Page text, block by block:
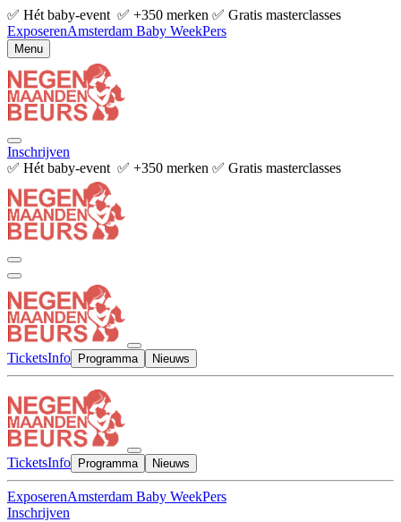
✅ Hét baby-event ✅ +350 merken ✅ Gratis masterclasses
ExposerenAmsterdam Baby WeekPers
Menu
Inschrijven
✅ Hét baby-event ✅ +350 merken ✅ Gratis masterclasses
TicketsInfo Programma Nieuws
TicketsInfo Programma Nieuws
ExposerenAmsterdam Baby WeekPers
Inschrijven